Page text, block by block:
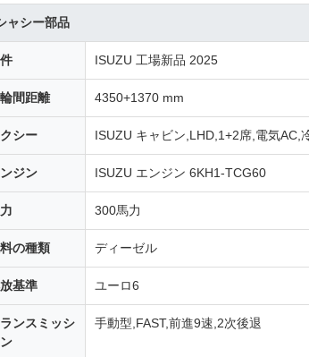
ャシー部品
ISUZU 工場新品 2025
間距離 4350+1370 mm
シー ISUZU キャビン,LHD,1+2席,電気AC,
ジン ISUZU エンジン 6KH1-TCG60
300馬力
の種類 ディーゼル
基準 ユーロ6
ンスミッシ
手動型,FAST,前進9速,2次後退